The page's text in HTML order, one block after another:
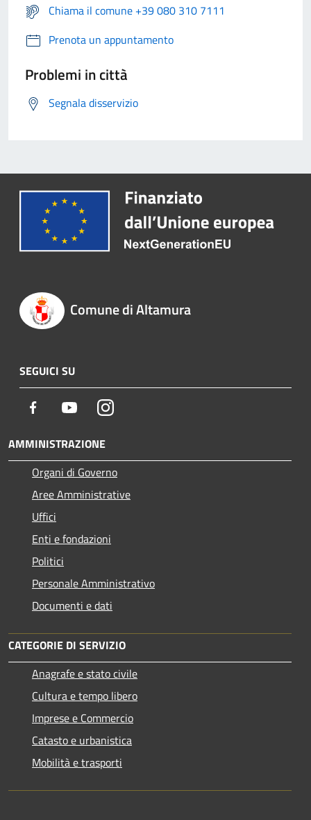
Chiama il comune +39 080 310 7111
Prenota un appuntamento
Problemi in città
Segnala disservizio
Comune di Altamura
SEGUICI SU
Facebook YoutubeInstagram
AMMINISTRAZIONE
Organi di Governo
Aree Amministrative
Uffici
Enti e fondazioni
Politici
Personale Amministrativo
Documenti e dati
CATEGORIE DI SERVIZIO
Anagrafe e stato civile
Cultura e tempo libero
Imprese e Commercio
Catasto e urbanistica
Mobilità e trasporti